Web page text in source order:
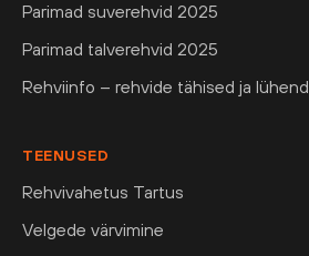
Parimad suverehvid 2025
Parimad talverehvid 2025
Rehviinfo – rehvide tähised ja
TEENUSED
Rehvivahetus Tartus
Velgede värvimine